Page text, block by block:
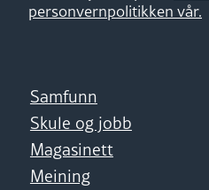
personvernpolitikken vår.
Samfunn
Skule og jobb
Magasinett
Meining